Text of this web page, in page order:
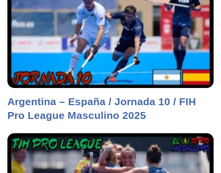
Argentina – España / Jornada 10 / FIH
Pro League Masculino 2025